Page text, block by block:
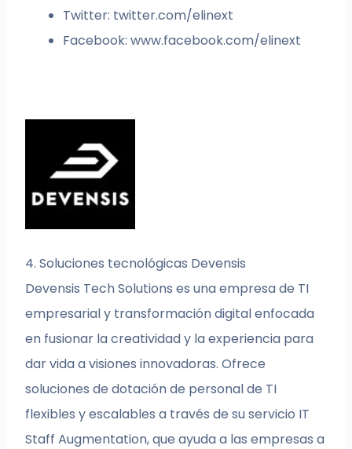
Twitter: twitter.com/elinext
Facebook: www.facebook.com/elinext
4. Soluciones tecnológicas Devensis
Devensis Tech Solutions es una empresa de TI
empresarial y transformación digital enfocada
en fusionar la creatividad y la experiencia para
dar vida a visiones innovadoras. Ofrece
soluciones de dotación de personal de TI
flexibles y escalables a través de su servicio IT
Staff Augmentation, que ayuda a las empresas a